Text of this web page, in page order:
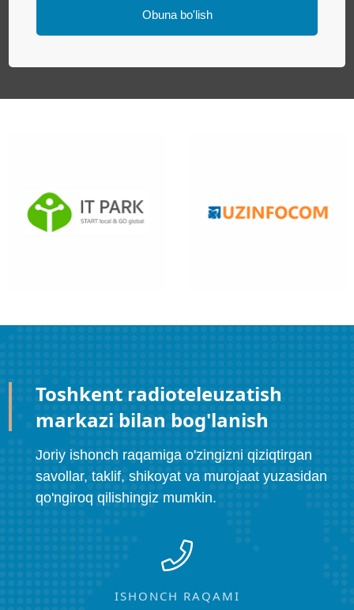
Obuna bo'lish
Toshkent radioteleuzatish
markazi bilan bog'lanish
Joriy ishonch raqamiga o'zingizni qiziqtirgan
savollar, taklif, shikoyat va murojaat yuzasidan
qo'ngiroq qilishingiz mumkin.
ISHONCH RAQAMI